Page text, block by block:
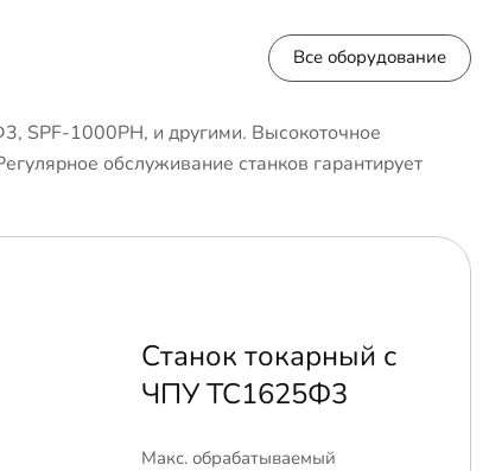
Все оборудование
SPF-1000PH, и другими. Высокоточное
обслуживание станков гарантирует
Станок токарный с
ЧПУ ТС1625Ф3
Макс. обрабатываемый